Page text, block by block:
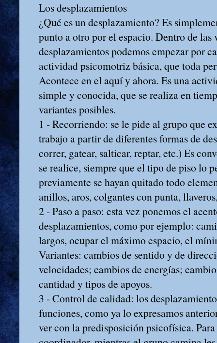
Los desplazamientos
¿Qué es un desplazamiento? Es
punto a otro por el espacio. Dentro de las
desplazamientos podemos empezar por
actividad psicomotriz básica, que toda
Acontece en el aquí y ahora. Es una
simple y conocida, que se realiza en
variantes posibles.
1 ‑ Recorriendo: se le pide al grupo que
trabajo a partir de diferentes formas de
correr, gatear, salticar, reptar, etc.) Es
se realice, siempre que el tipo de piso lo
previamente se hayan quitado todo
anillos, aros, colgantes con punta,
2 ‑ Paso a paso: esta vez ponemos el
desplazamientos, como por ejemplo:
largos, ocupar el máximo espacio, el
Variantes: cambios de sentido y de
velocidades; cambios de energías;
cantidad y tipos de apoyos.
3 ‑ Control de calidad: los
funciones, como ya lo expresamos
ver con la predisposición psicofísica.